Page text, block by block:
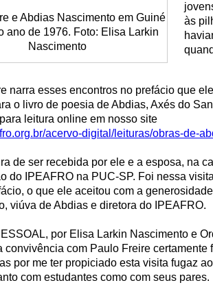
e Abdias Nascimento em Guiné
ano de 1976. Foto: Elisa Larkin
Nascimento
às
narra esses encontros no prefácio que
o livro de poesia de Abdias, Axés do
leitura online em nosso site
acervo-digital/leituras/obras-de-
de ser recebida por ele e a esposa, na
do IPEAFRO na PUC-SP. Foi nessa
o que ele aceitou com a
viúva de Abdias e diretora do IPEAFRO.
por Elisa Larkin Nascimento e
convivência com Paulo Freire
por me ter propiciado esta visita fugaz
com estudantes como com seus